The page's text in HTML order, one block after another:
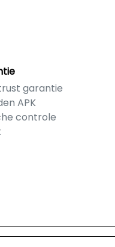
garantie
APK
controle